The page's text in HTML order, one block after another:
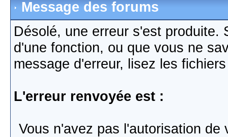
Message des forums
Désolé, une erreur s'est produite.
d'une fonction, ou que vous ne
message d'erreur, lisez les
L'erreur renvoyée est :
Vous n'avez pas l'autorisation de